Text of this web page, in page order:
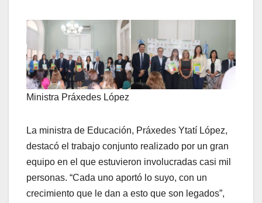
Ministra Práxedes López
La ministra de Educación, Práxedes Ytatí López,
destacó el trabajo conjunto realizado por un gran
equipo en el que estuvieron involucradas casi mil
personas. “Cada uno aportó lo suyo, con un
crecimiento que le dan a esto que son legados”,